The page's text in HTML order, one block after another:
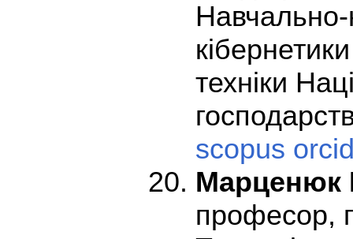
Навчально-
техніки
scopus
Марценюк
професор,